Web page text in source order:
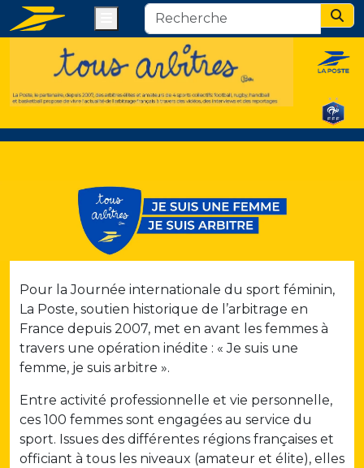
Pour la Journée internationale du sport féminin,
La Poste, soutien historique de l’arbitrage en
France depuis 2007, met en avant les femmes à
travers une opération inédite : « Je suis une
femme, je suis arbitre ».
Entre activité professionnelle et vie personnelle,
ces 100 femmes sont engagées au service du
sport. Issues des différentes régions françaises et
officiant à tous les niveaux (amateur et élite), elles